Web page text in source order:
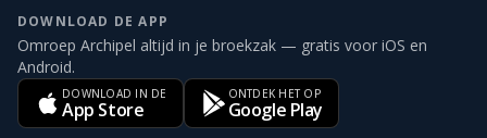
DOWNLOAD DE APP
Omroep Archipel altijd in je broekzak — gratis voor iOS en
Android.
DOWNLOAD IN DE
App Store
ONTDEK HET OP
Google Play